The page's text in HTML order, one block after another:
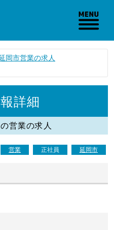
岡市営業の求人
詳細
営業の求人
営業 正社員 延岡市